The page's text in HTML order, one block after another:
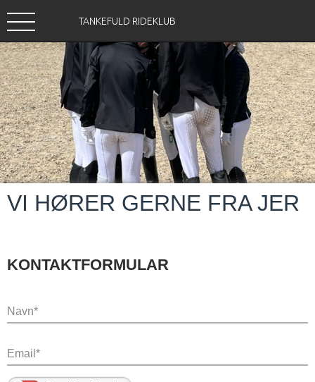
TANKEFULD RIDEKLUB
VI HØRER GERNE FRA JER
KONTAKTFORMULAR